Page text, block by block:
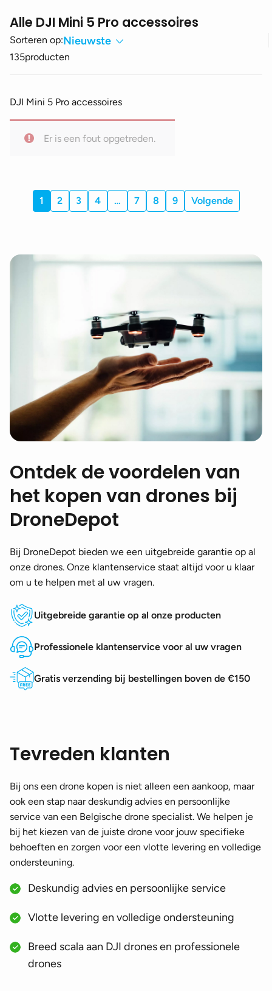
Alle DJI Mini 5 Pro accessoires
Sorteren op:Nieuwste
135producten
DJI Mini 5 Pro accessoires
Er is een fout opgetreden.
1 2 3 4 … 7 8 9 Volgende
Ontdek de voordelen van
het kopen van drones bij
DroneDepot
Bij DroneDepot bieden we een uitgebreide garantie op al
onze drones. Onze klantenservice staat altijd voor u klaar
om u te helpen met al uw vragen.
Uitgebreide garantie op al onze producten
Professionele klantenservice voor al uw vragen
Gratis verzending bij bestellingen boven de €150
Tevreden klanten
Bij ons een drone kopen is niet alleen een aankoop, maar
ook een stap naar deskundig advies en persoonlijke
service van een Belgische drone specialist. We helpen je
bij het kiezen van de juiste drone voor jouw specifieke
behoeften en zorgen voor een vlotte levering en volledige
ondersteuning.
Deskundig advies en persoonlijke service
Vlotte levering en volledige ondersteuning
Breed scala aan DJI drones en professionele
drones